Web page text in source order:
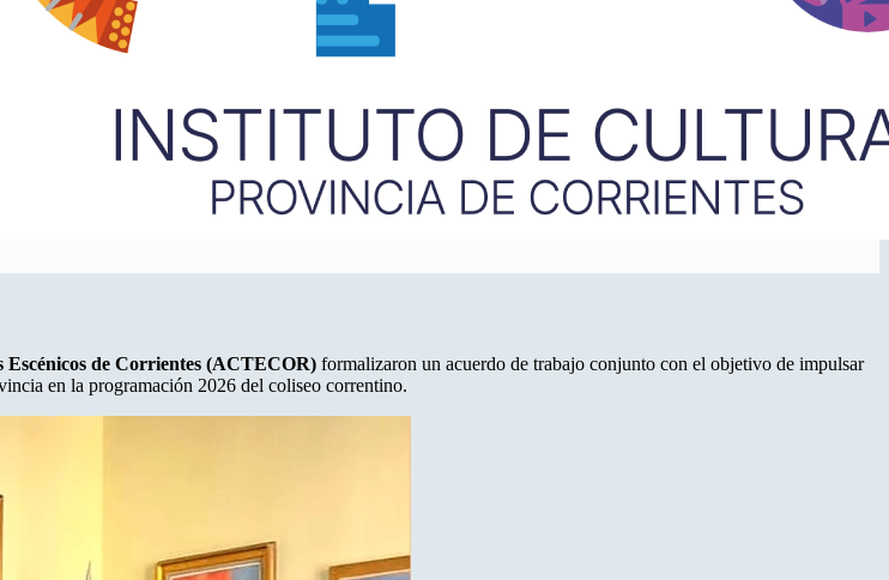
de Corrientes (ACTECOR) formalizaron un acuerdo de trabajo conjunto con el objetivo de impulsar
en la programación 2026 del coliseo correntino.